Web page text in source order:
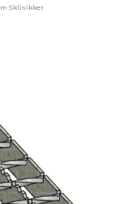
Sklisikker